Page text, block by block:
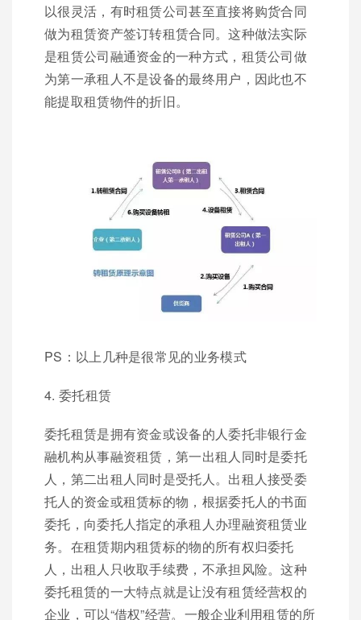
以很灵活，有时租赁公司甚至直接将购货合同
做为租赁资产签订转租赁合同。这种做法实际
是租赁公司融通资金的一种方式，租赁公司做
为第一承租人不是设备的最终用户，因此也不
能提取租赁物件的折旧。
PS：以上几种是很常见的业务模式
4. 委托租赁
委托租赁是拥有资金或设备的人委托非银行金
融机构从事融资租赁，第一出租人同时是委托
人，第二出租人同时是受托人。出租人接受委
托人的资金或租赁标的物，根据委托人的书面
委托，向委托人指定的承租人办理融资租赁业
务。在租赁期内租赁标的物的所有权归委托
人，出租人只收取手续费，不承担风险。这种
委托租赁的一大特点就是让没有租赁经营权的
企业，可以“借权”经营。一般企业利用租赁的所